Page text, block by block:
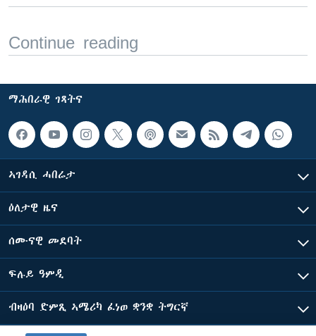
Continue reading
ማሕበራዊ ገጻትና
ኣገዳሲ ሓበሬታ
ዕለታዊ ዜና
ሰሙናዊ መደባት
ፍሉይ ዓምዲ
ብዛዕባ ድምጺ ኣሜሪካ ፈነወ ቋንቋ ትግርኛ